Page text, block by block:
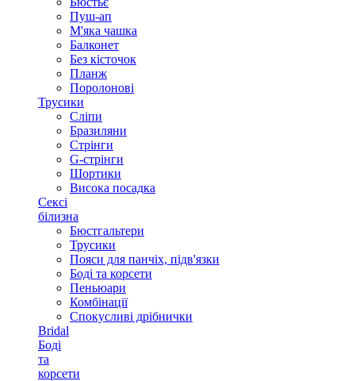
Пуш-ап
М'яка чашка
Балконет
Без кісточок
Планж
Поролонові
Трусики
Сліпи
Бразиляни
Стрінги
G-стрінги
Шортики
Висока посадка
Сексі
білизна
Бюстгальтери
Трусики
Пояси для панчіх, підв'язки
Боді та корсети
Пеньюари
Комбінації
Спокусливі дрібнички
Bridal
Боді
та
корсети